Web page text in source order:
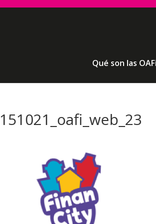
Qué son las
151021_oafi_web_23